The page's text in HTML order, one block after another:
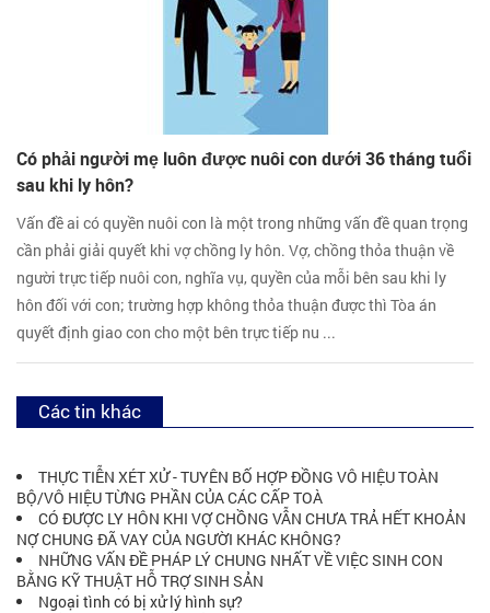
Có phải người mẹ luôn được nuôi con dưới 36 tháng tuổi
sau khi ly hôn?
Vấn đề ai có quyền nuôi con là một trong những vấn đề quan trọng
cần phải giải quyết khi vợ chồng ly hôn. Vợ, chồng thỏa thuận về
người trực tiếp nuôi con, nghĩa vụ, quyền của mỗi bên sau khi ly
hôn đối với con; trường hợp không thỏa thuận được thì Tòa án
quyết định giao con cho một bên trực tiếp nu ...
Các tin khác
THỰC TIỄN XÉT XỬ - TUYÊN BỐ HỢP ĐỒNG VÔ HIỆU TOÀN
BỘ/VÔ HIỆU TỪNG PHẦN CỦA CÁC CẤP TOÀ
CÓ ĐƯỢC LY HÔN KHI VỢ CHỒNG VẪN CHƯA TRẢ HẾT KHOẢN
NỢ CHUNG ĐÃ VAY CỦA NGƯỜI KHÁC KHÔNG?
NHỮNG VẤN ĐỀ PHÁP LÝ CHUNG NHẤT VỀ VIỆC SINH CON
BẰNG KỸ THUẬT HỖ TRỢ SINH SẢN
Ngoại tình có bị xử lý hình sự?